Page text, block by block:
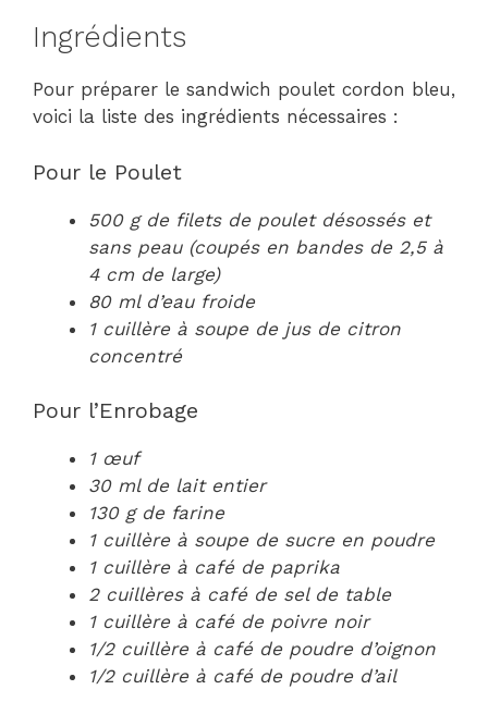
Ingrédients
Pour préparer le sandwich poulet cordon bleu,
voici la liste des ingrédients nécessaires :
Pour le Poulet
500 g de filets de poulet désossés et
sans peau (coupés en bandes de 2,5 à
4 cm de large)
80 ml d’eau froide
1 cuillère à soupe de jus de citron
concentré
Pour l’Enrobage
1 œuf
30 ml de lait entier
130 g de farine
1 cuillère à soupe de sucre en poudre
1 cuillère à café de paprika
2 cuillères à café de sel de table
1 cuillère à café de poivre noir
1/2 cuillère à café de poudre d’oignon
1/2 cuillère à café de poudre d’ail